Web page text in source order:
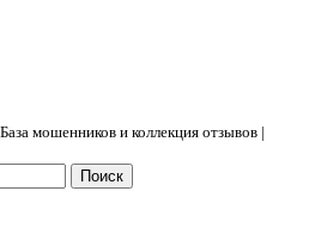
База мошенников и коллекция отзывов |